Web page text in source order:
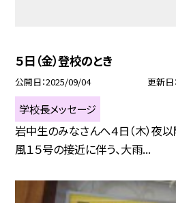
５日（金）登校のとき
公開日 2025/09/04 更新日
学校長メッセージ
岩中生のみなさんへ４日（木）夜
風１５号の接近に伴う、大雨...